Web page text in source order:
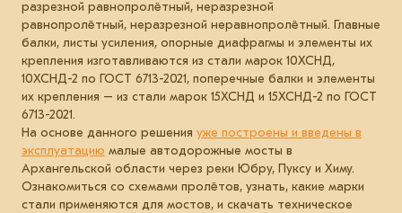
разрезной равнопролётный, неразрезной
равнопролётный, неразрезной неравнопролётный. Главные
балки, листы усиления, опорные диафрагмы и элементы их
крепления изготавливаются из стали марок 10ХСНД,
10ХСНД-2 по ГОСТ 6713-2021, поперечные балки и элементы
их крепления – из стали марок 15ХСНД и 15ХСНД-2 по ГОСТ
6713-2021.
На основе данного решения уже построены и введены в
эксплуатацию малые автодорожные мосты в
Архангельской области через реки Юбру, Пуксу и Химу.
Ознакомиться со схемами пролётов, узнать, какие марки
стали применяются для мостов, и скачать техническое